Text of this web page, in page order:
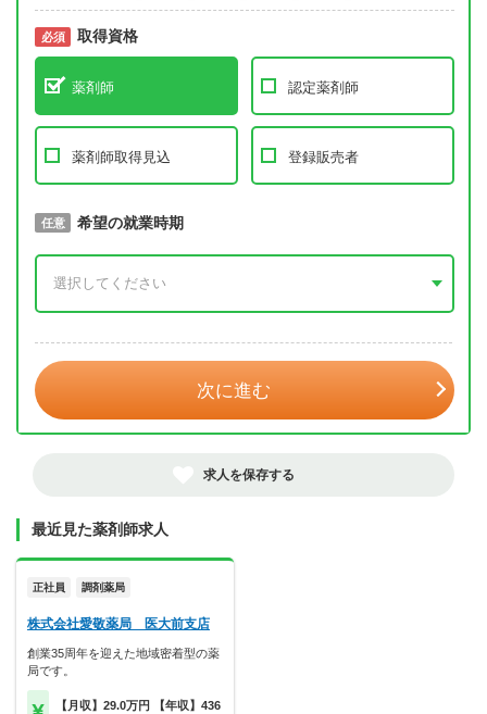
必須 取得資格
薬剤師 認定薬剤師
薬剤師取得見込 登録販売者
必須 取得予定年
任意 希望の就業時期
次に進む
求人を保存する
最近見た薬剤師求人
正社員 調剤薬局
株式会社愛敬薬局 医大前支店
創業35周年を迎えた地域密着型の薬
局です。
【月収】29.0万円 【年収】436